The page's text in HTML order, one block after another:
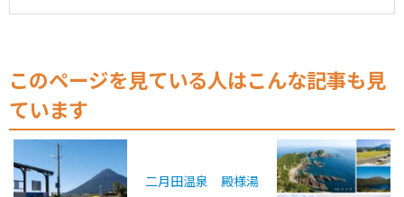
このページを見ている人はこんな記事も見
ています
二月田温泉 殿様湯